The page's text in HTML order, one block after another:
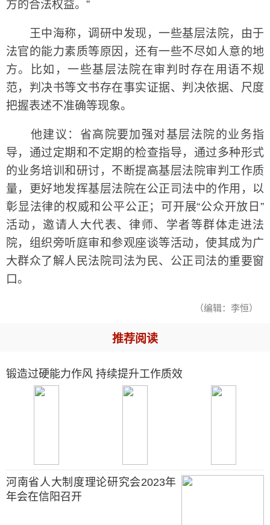
方的合法权益。”
王中海称，调研中发现，一些基层法院，由于
法官的能力素质等原因，还有一些不尽如人意的地
方。比如，一些基层法院在审判时存在用语不规
范，判决书等文书存在事实证据、判决依据、尺度
把握表述不准确等现象。
他建议：省高院要加强对基层法院的业务指
导，通过定期和不定期的检查指导，通过多种形式
的业务培训和研讨，不断提高基层法院审判工作质
量，更好地发挥基层法院在公正司法中的作用，以
彰显法律的权威和公平公正；可开展“公众开放日”
活动，邀请人大代表、律师、学者等群体走进法
院，组织旁听庭审和参观座谈等活动，使其成为广
大群众了解人民法院司法为民、公正司法的重要窗
口。
（编辑：李恒）
推荐阅读
锻造过硬能力作风 持续提升工作质效
河南省人大制度理论研究会2023年
年会在信阳召开